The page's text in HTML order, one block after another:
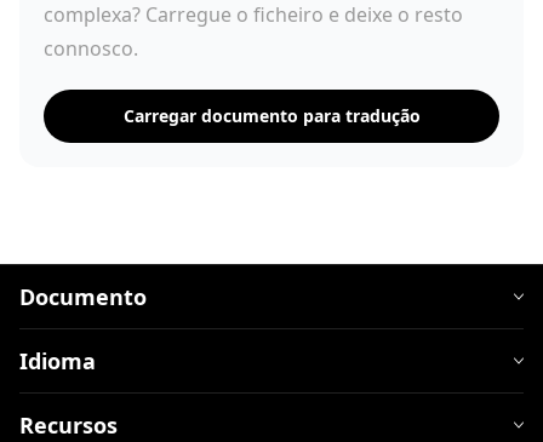
complexa? Carregue o ficheiro e deixe o resto
connosco.
Carregar documento para tradução
Documento
Idioma
Recursos